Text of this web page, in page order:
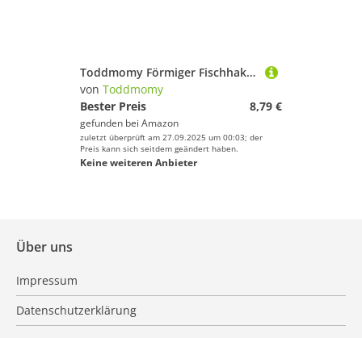
Toddmomy Förmiger Fischhakenlöser aus Edelstahl und Aluminiumlegierung Leichter Angelhaken Extractor mit Tiefem Hakenentferner Ergonomisch für Sicheres Angeln im Freien
von Toddmomy
Bester Preis
8,79 €
gefunden bei Amazon
zuletzt überprüft am 27.09.2025 um 00:03; der
Preis kann sich seitdem geändert haben.
Keine weiteren Anbieter
Über uns
Impressum
Datenschutzerklärung